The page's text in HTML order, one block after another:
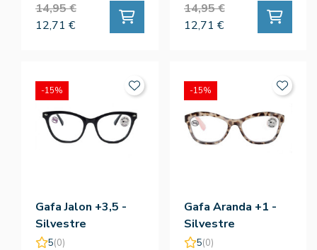
14,95 €
12,71 €
14,95 €
12,71 €
Gafa Jalon +3,5 -
Silvestre
5(0)
-15%
Gafa Aranda +1 -
Silvestre
5(0)
-15%